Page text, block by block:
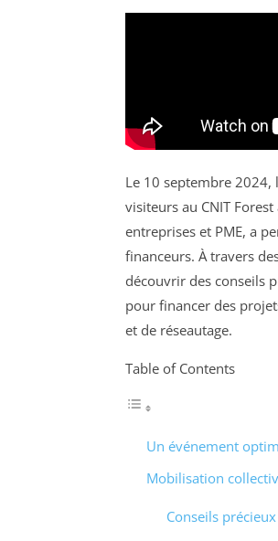
Le 10 septembre 2024,
visiteurs au CNIT
entreprises et PME, a
financeurs. À travers
découvrir des conseils
pour financer des
et de réseautage.
Table of Contents
Un événement
Mobilisation
Conseils